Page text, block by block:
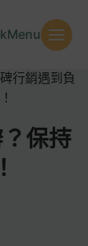
Menu
行銷遇到負
保持